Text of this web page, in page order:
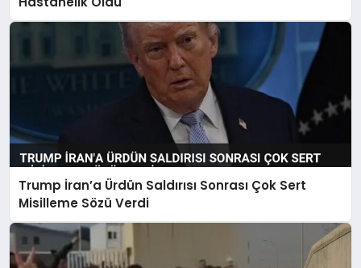
Trump İran’a Ürdün Saldırısı Sonrası Çok Sert
Misilleme Sözü Verdi